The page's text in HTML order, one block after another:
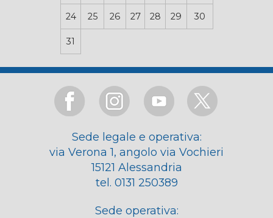
24 25 26 27 28 29 30
31
Sede legale e operativa:
via Verona 1, angolo via Vochieri
15121 Alessandria
tel. 0131 250389
Sede operativa: